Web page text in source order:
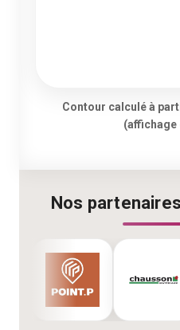
Contour calculé à
Nos